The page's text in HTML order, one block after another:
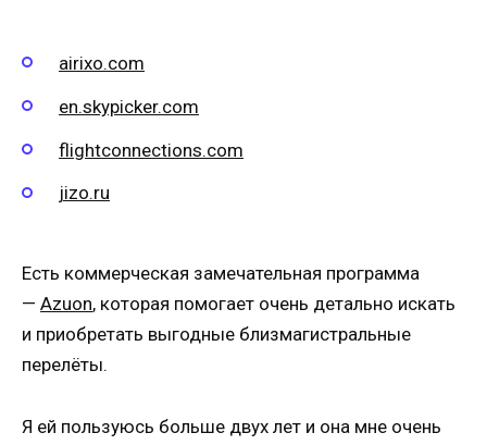
airixo.com
en.skypicker.com
flightconnections.com
jizo.ru
Есть коммерческая замечательная программа
— Azuon, которая помогает очень детально искать
и приобретать выгодные близмагистральные
перелёты.
Я ей пользуюсь больше двух лет и она мне очень